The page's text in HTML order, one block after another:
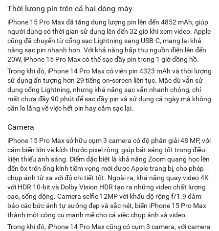
Thời lượng pin trên cả hai dòng máy
iPhone 15 Pro Max đã tăng dung lượng pin lên đến 4852 mAh, giúp
người dùng có thời gian sử dụng lên đến 32 giờ khi xem video. Apple
cũng đã chuyển từ cổng sạc Lightning sang USB-C, mang lại khả
năng sạc pin nhanh hơn. Với khả năng hấp thụ nguồn điện lên đến
20W, iPhone 15 Pro Max có thể sạc đầy pin trong 1 giờ đồng hồ.
Trong khi đó, iPhone 14 Pro Max có viên pin 4323 mAh và thời lượng
sử dụng ấn tượng hơn 29 tiếng on-screen liên tục. Mặc dù vẫn sử
dụng cổng Lightning, nhưng khả năng sạc vẫn nhanh chóng, chỉ
mất chưa đầy 90 phút để sạc đầy pin và sử dụng cả ngày mà không
cần lo lắng về việc hết pin hay cắm sạc lại.
Camera
iPhone 15 Pro Max sở hữu cụm 3 camera có độ phân giải 48 MP, với
cảm biến lớn và kích thước pixel rộng, giúp bắt sáng tốt trong điều
kiện thiếu ánh sáng. Điểm đặc biệt là khả năng Zoom quang học lên
đến 6x trên ống kính tiềm vọng mới được Apple trang bị, cho phép
chụp ảnh từ xa với độ chi tiết tốt. Ngoài ra, khả năng quay video 4K
với HDR 10-bit và Dolby Vision HDR tạo ra những video chất lượng
cao, sống động. Camera selfie 12MP với khẩu độ rộng f/1.9 đảm
bảo các bức ảnh tự sướng đẹp và sắc nét, biến iPhone 15 Pro Max
thành một công cụ mạnh mẽ cho cả việc chụp ảnh và video.
Trong khi đó, iPhone 14 Pro Max cũng có cụm 3 camera, với camera